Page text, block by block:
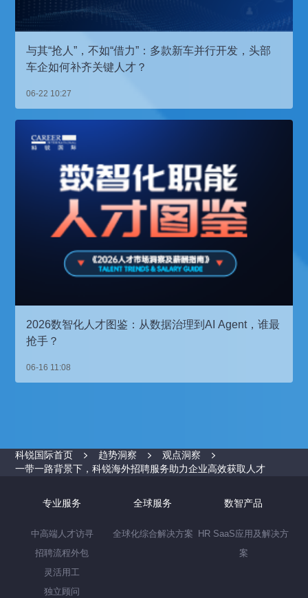
与其“抢人”，不如“借力”：多款新车并行开发，头部
车企如何补齐关键人才？
06-22 10:27
2026数智化人才图鉴：从数据治理到AI Agent，谁最
抢手？
06-16 11:08
科锐国际首页 趋势洞察
观点洞察
一带一路背景下，科锐海外招聘服务助力企业高效获取人才
专业服务
中高端人才访寻
招聘流程外包
灵活用工
独立顾问
全球服务
全球化综合解决方案
数智产品
HR SaaS应用及解决方
案